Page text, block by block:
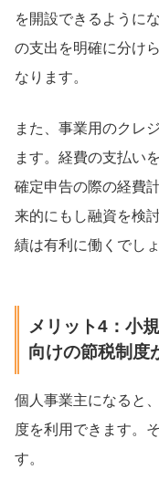
を開設できるように
の支出を明確に分け
なります。
また、事業用のクレ
ます。経費の支払い
確定申告の際の経費
来的にもし融資を検
績は有利に働くでしょ
メリット4：小
向けの節税制度
個人事業主になると
度を利用できます。
す。